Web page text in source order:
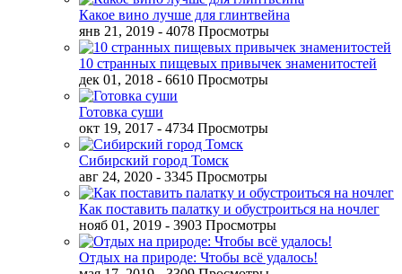
Какое вино лучше для глинтвейна
янв 21, 2019 - 4078 Просмотры
10 странных пищевых привычек знаменитостей
дек 01, 2018 - 6610 Просмотры
Готовка суши
окт 19, 2017 - 4734 Просмотры
Сибирский город Томск
авг 24, 2020 - 3345 Просмотры
Как поставить палатку и обустроиться на ночлег
нояб 01, 2019 - 3903 Просмотры
Отдых на природе: Чтобы всё удалось!